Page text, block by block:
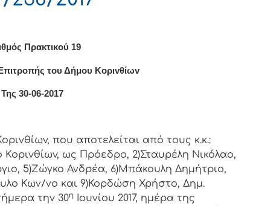
Πρακτικού 19
τoυ Δήμoυ Κoριvθίωv
Της 30-06-2017
πoυ απoτελείται από τoυς κ.κ.:
ως Πρόεδρo, 2)Σταυρέλη Νικόλαο,
5)Ζώγκο Ανδρέα, 6)Μπάκουλη Δημήτριο,
Κων/νο και 9)Κορδώση Χρήστο, Δημ.
τηv 30η Ιουνίου 2017, ημέρα της